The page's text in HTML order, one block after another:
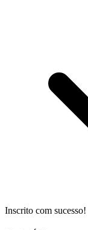
Inscrito com sucesso!